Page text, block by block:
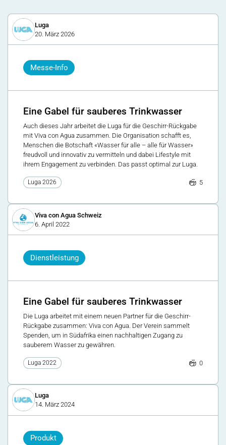
Luga
20. März 2026
Messe-Info
Eine Gabel für sauberes Trinkwasser
Auch dieses Jahr arbeitet die Luga für die Geschirr-Rückgabe
mit Viva con Agua zusammen. Die Organisation schafft es,
Menschen die Botschaft «Wasser für alle – alle für Wasser»
freudvoll und innovativ zu vermitteln und dabei Lifestyle mit
ihrem Engagement zu verbinden. Das passt optimal zur Luga.
Luga 2026 5
Viva con Agua Schweiz
6. April 2022
Dienstleistung
Eine Gabel für sauberes Trinkwasser
Die Luga arbeitet mit einem neuen Partner für die Geschirr-
Rückgabe zusammen: Viva con Agua. Der Verein sammelt
Spenden, um in Südafrika einen nachhaltigen Zugang zu
sauberem Wasser zu gewähren.
Luga 2022 0
Luga
14. März 2024
Produkt